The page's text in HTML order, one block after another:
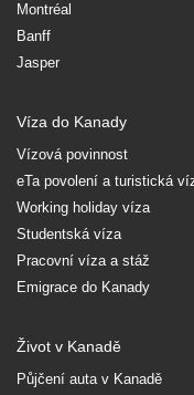
Montréal
Banff
Jasper
Víza do Kanady
Vízová povinnost
eTa povolení a turistická
Working holiday víza
Studentská víza
Pracovní víza a stáž
Emigrace do Kanady
Život v Kanadě
Půjčení auta v Kanadě